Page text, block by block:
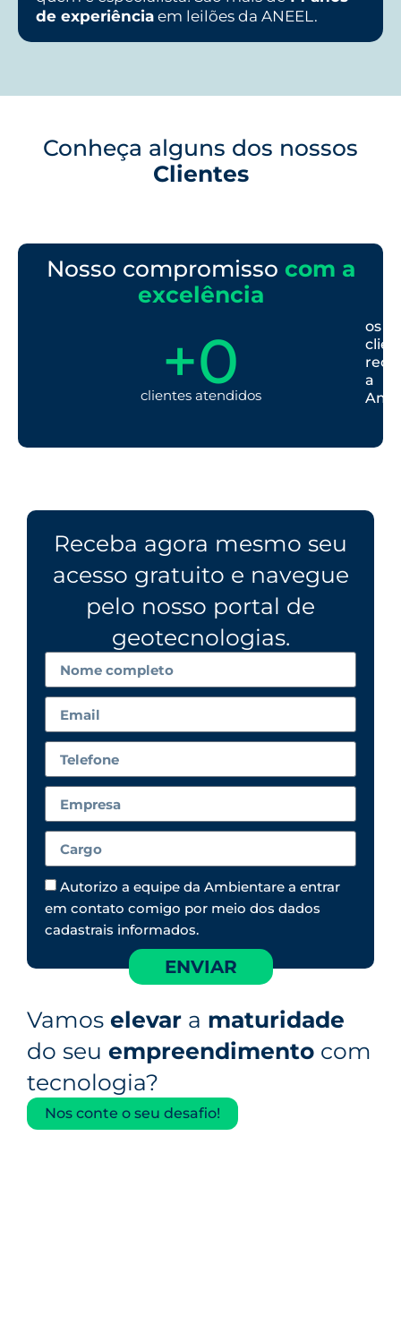
de experiência em leilões da ANEEL.
Conheça alguns dos nossos
Clientes
Nosso compromisso com a
excelência
clientes atendidos
+0
os
a
Receba agora mesmo seu
acesso gratuito e navegue
pelo nosso portal de
geotecnologias.
Autorizo a equipe da Ambientare a entrar
em contato comigo por meio dos dados
cadastrais informados.
ENVIAR
Vamos elevar a maturidade
do seu empreendimento com
tecnologia?
Nos conte o seu desafio!